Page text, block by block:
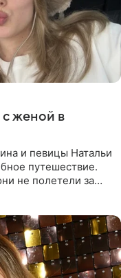
женой в
и певицы Натальи
путешествие.
не полетели за